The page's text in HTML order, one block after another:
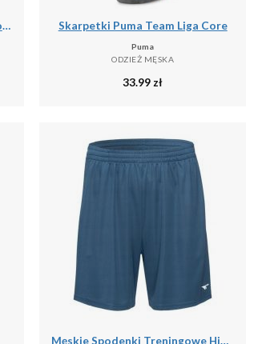
Kurtka Kieszonkowa Wodoodporna Męska + Worek Pack It III Skarpetki Puma Team Liga Core
Puma
ODZIEŻ MĘSKA
33.99 zł
Męskie Spodenki Treningowe Hisam